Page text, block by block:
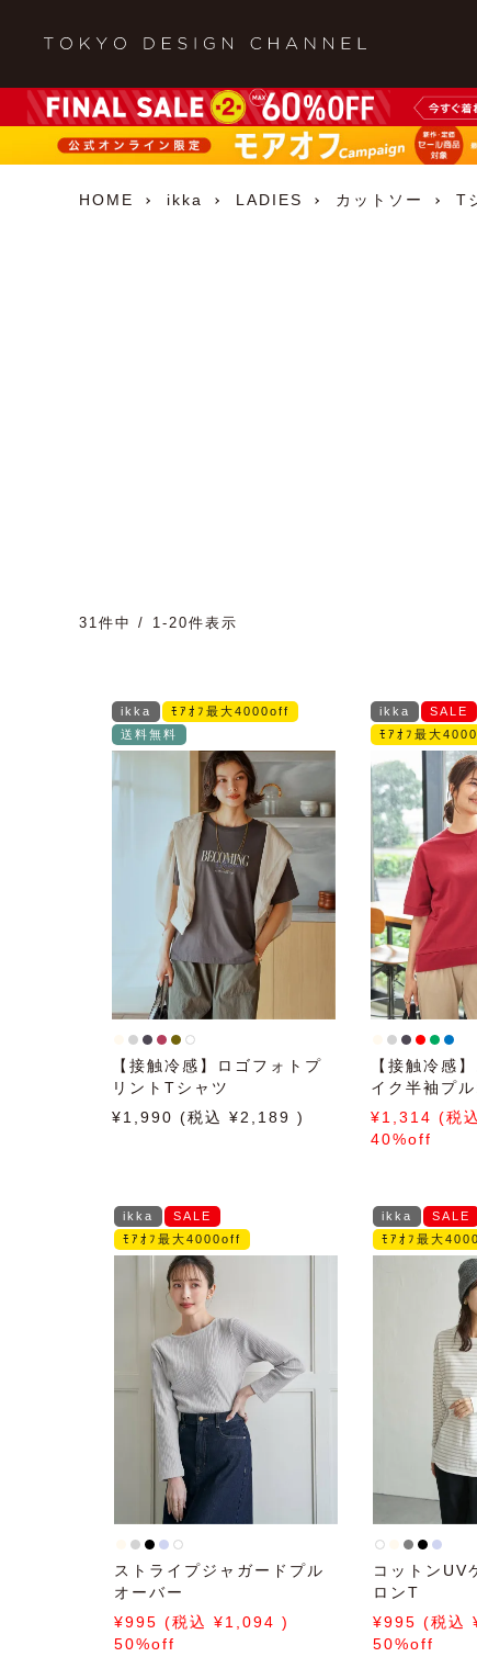
HOME ikka LADIES カットソー T
31件中 1-20件表示
ikka
ﾓｱｵﾌ最大4000off
送料無料
【接触冷感】ロゴフォトプ
リントTシャツ
1,990
2,189
ikka
SALE
ﾓｱｵﾌ最大
【接触冷感
イク半袖プ
1,314
40%off
ikka
SALE
ﾓｱｵﾌ最大4000off
ストライプジャガードプル
オーバー
995
1,094
50%off
ikka
SALE
ﾓｱｵﾌ最大
コットンUV
ロンT
995
50%off